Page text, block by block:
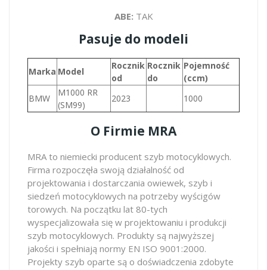
ABE: TAK
Pasuje do modeli
Marka Model
Rocznik
od
Rocznik
do
Pojemność
(ccm)
BMW
M1000 RR
(SM99)
2023 1000
O Firmie MRA
MRA to niemiecki producent szyb motocyklowych.
Firma rozpoczęła swoją działalność od
projektowania i dostarczania owiewek, szyb i
siedzeń motocyklowych na potrzeby wyścigów
torowych. Na początku lat 80-tych
wyspecjalizowała się w projektowaniu i produkcji
szyb motocyklowych. Produkty są najwyższej
jakości i spełniają normy EN ISO 9001:2000.
Projekty szyb oparte są o doświadczenia zdobyte